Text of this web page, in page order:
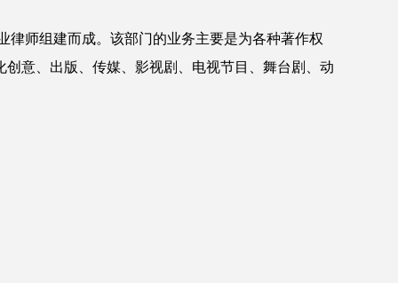
律师组建而成。该部门的业务主要是为各种著作权
意、出版、传媒、影视剧、电视节目、舞台剧、动